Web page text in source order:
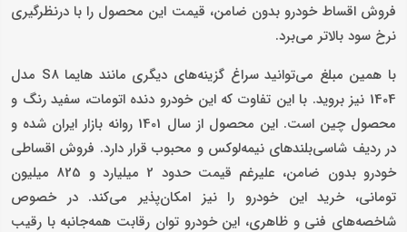
فروش اقساط خودرو بدون ضامن، قیمت این محصول را با درنظرگیری
نرخ سود بالاتر می‌برد.
با همین مبلغ می‌توانید سراغ گزینه‌های دیگری مانند هایما S8 مدل
1404 نیز بروید. با این تفاوت که این خودرو دنده اتومات، سفید رنگ و
محصول چین است. این محصول از سال 1401 روانه بازار ایران شده و
در ردیف شاسی‌بلندهای نیمه‌لوکس و محبوب قرار دارد. فروش اقساطی
خودرو بدون ضامن، علیرغم قیمت حدود 2 میلیارد و 825 میلیون
تومانی، خرید این خودرو را نیز امکان‌پذیر می‌کند. در خصوص
شاخصه‌های فنی و ظاهری، این خودرو توان رقابت همه‌جانبه با رقیب